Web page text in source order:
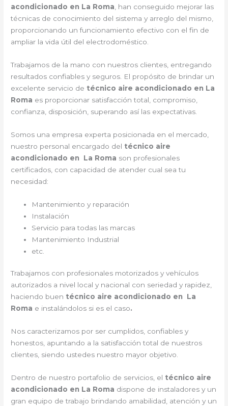
acondicionado en La Roma, han conseguido mejorar las
técnicas de conocimiento del sistema y arreglo del mismo,
proporcionando un funcionamiento efectivo con el fin de
ampliar la vida útil del electrodoméstico.
Trabajamos de la mano con nuestros clientes, entregando
resultados confiables y seguros. El propósito de brindar un
excelente servicio de técnico aire acondicionado en La
Roma es proporcionar satisfacción total, compromiso,
confianza, disposición, superando así las expectativas.
Somos una empresa experta posicionada en el mercado,
nuestro personal encargado del técnico aire
acondicionado en La Roma son profesionales
certificados, con capacidad de atender cual sea tu
necesidad:
Mantenimiento y reparación
Instalación
Servicio para todas las marcas
Mantenimiento Industrial
etc.
Trabajamos con profesionales motorizados y vehículos
autorizados a nivel local y nacional con seriedad y rapidez,
haciendo buen técnico aire acondicionado en La
Roma e instalándolos si es el caso.
Nos caracterizamos por ser cumplidos, confiables y
honestos, apuntando a la satisfacción total de nuestros
clientes, siendo ustedes nuestro mayor objetivo.
Dentro de nuestro portafolio de servicios, el técnico aire
acondicionado en La Roma dispone de instaladores y un
gran equipo de trabajo brindando amabilidad, atención y un